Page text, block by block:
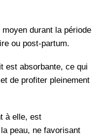
durant la période
ou post-partum.
est absorbante, ce qui
de profiter pleinement
à elle, est
peau, ne favorisant